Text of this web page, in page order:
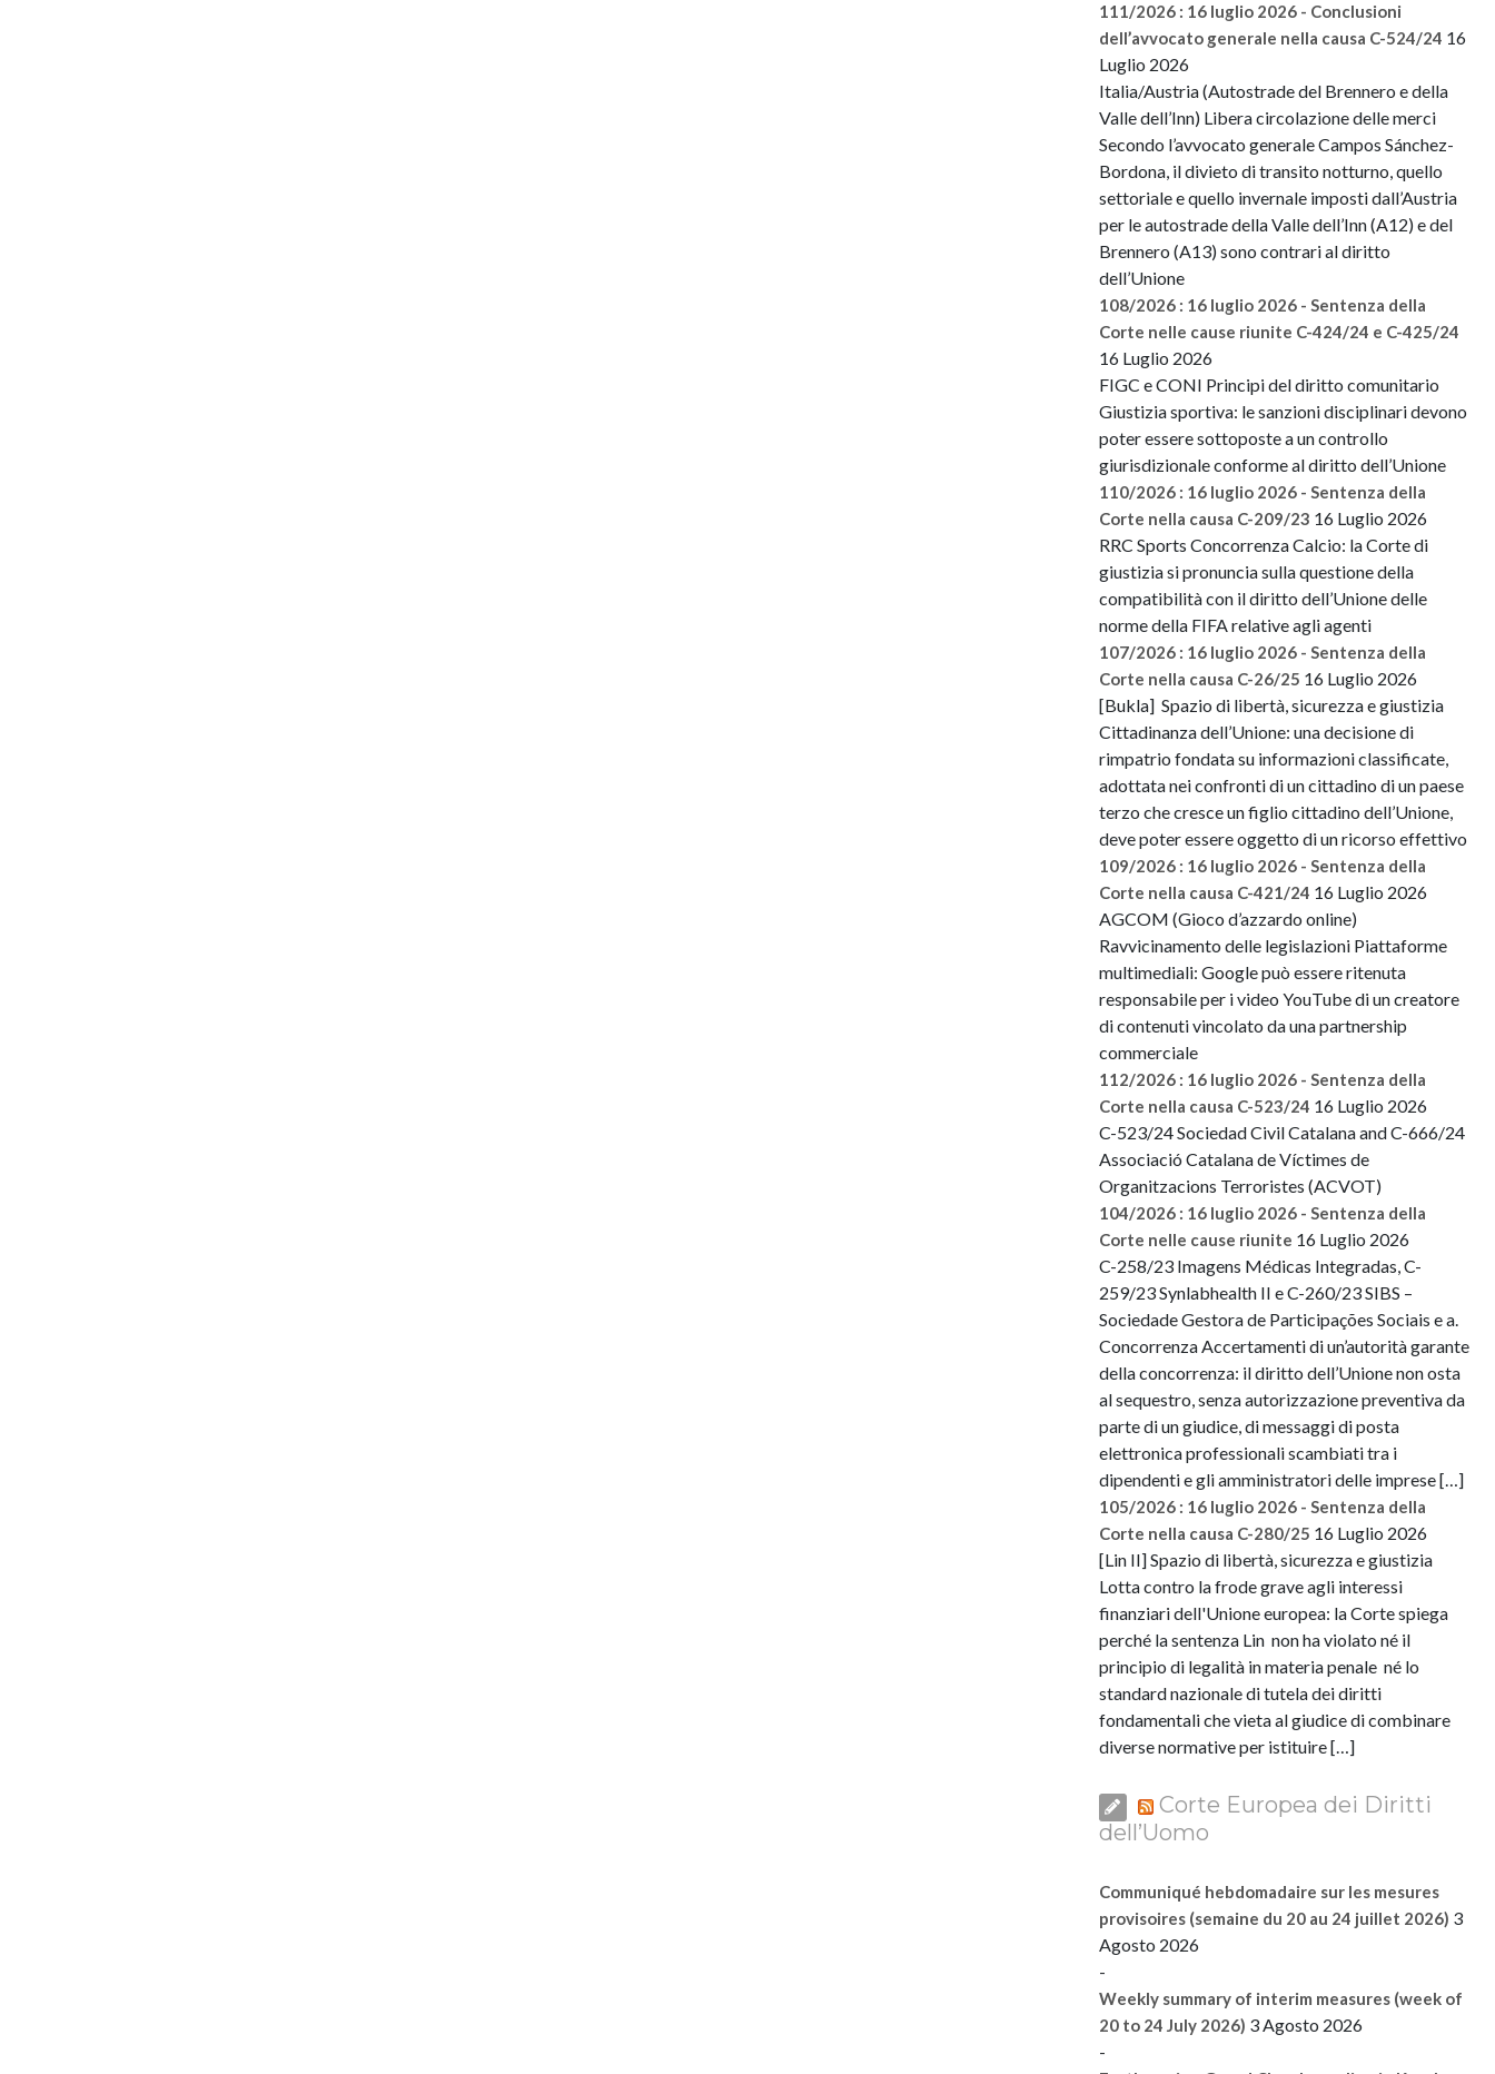
111/2026 : 16 luglio 2026 - Conclusioni
dell’avvocato generale nella causa C-524/24 16
Luglio 2026
Italia/Austria (Autostrade del Brennero e della
Valle dell’Inn) Libera circolazione delle merci
Secondo l’avvocato generale Campos Sánchez-
Bordona, il divieto di transito notturno, quello
settoriale e quello invernale imposti dall’Austria
per le autostrade della Valle dell’Inn (A12) e del
Brennero (A13) sono contrari al diritto
dell’Unione
108/2026 : 16 luglio 2026 - Sentenza della
Corte nelle cause riunite C-424/24 e C-425/24
16 Luglio 2026
FIGC e CONI Principi del diritto comunitario
Giustizia sportiva: le sanzioni disciplinari devono
poter essere sottoposte a un controllo
giurisdizionale conforme al diritto dell’Unione
110/2026 : 16 luglio 2026 - Sentenza della
Corte nella causa C-209/23 16 Luglio 2026
RRC Sports Concorrenza Calcio: la Corte di
giustizia si pronuncia sulla questione della
compatibilità con il diritto dell’Unione delle
norme della FIFA relative agli agenti
107/2026 : 16 luglio 2026 - Sentenza della
Corte nella causa C-26/25 16 Luglio 2026
[Bukla] Spazio di libertà, sicurezza e giustizia
Cittadinanza dell’Unione: una decisione di
rimpatrio fondata su informazioni classificate,
adottata nei confronti di un cittadino di un paese
terzo che cresce un figlio cittadino dell’Unione,
deve poter essere oggetto di un ricorso effettivo
109/2026 : 16 luglio 2026 - Sentenza della
Corte nella causa C-421/24 16 Luglio 2026
AGCOM (Gioco d’azzardo online)
Ravvicinamento delle legislazioni Piattaforme
multimediali: Google può essere ritenuta
responsabile per i video YouTube di un creatore
di contenuti vincolato da una partnership
commerciale
112/2026 : 16 luglio 2026 - Sentenza della
Corte nella causa C-523/24 16 Luglio 2026
C-523/24 Sociedad Civil Catalana and C-666/24
Associació Catalana de Víctimes de
Organitzacions Terroristes (ACVOT)
104/2026 : 16 luglio 2026 - Sentenza della
Corte nelle cause riunite 16 Luglio 2026
C-258/23 Imagens Médicas Integradas, C-
259/23 Synlabhealth II e C-260/23 SIBS –
Sociedade Gestora de Participações Sociais e a.
Concorrenza Accertamenti di un’autorità garante
della concorrenza: il diritto dell’Unione non osta
al sequestro, senza autorizzazione preventiva da
parte di un giudice, di messaggi di posta
elettronica professionali scambiati tra i
dipendenti e gli amministratori delle imprese […]
105/2026 : 16 luglio 2026 - Sentenza della
Corte nella causa C-280/25 16 Luglio 2026
[Lin II] Spazio di libertà, sicurezza e giustizia
Lotta contro la frode grave agli interessi
finanziari dell'Unione europea: la Corte spiega
perché la sentenza Lin non ha violato né il
principio di legalità in materia penale né lo
standard nazionale di tutela dei diritti
fondamentali che vieta al giudice di combinare
diverse normative per istituire […]
Corte Europea dei Diritti
dell’Uomo
Communiqué hebdomadaire sur les mesures
provisoires (semaine du 20 au 24 juillet 2026) 3
Agosto 2026
-
Weekly summary of interim measures (week of
20 to 24 July 2026) 3 Agosto 2026
-